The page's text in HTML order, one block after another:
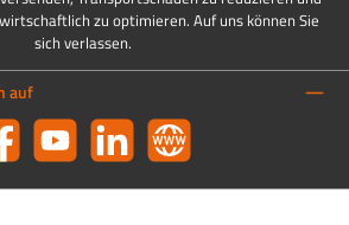
zu optimieren. Auf uns können Sie
sich verlassen.
auf
YouTube LinkedIn Website